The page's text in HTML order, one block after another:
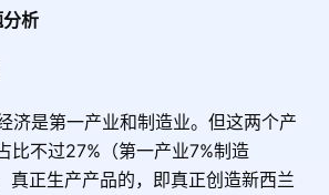
析
济是第一产业和制造业。但这两个产
比不过27% （第一产业7%制造
真正生产产品的，即真正创造新西兰